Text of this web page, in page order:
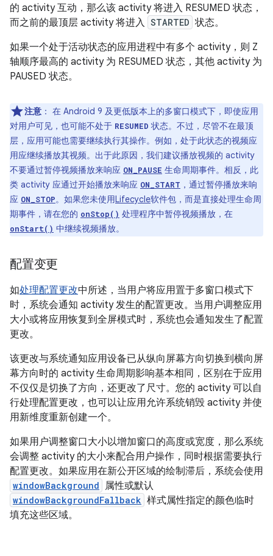
的 activity 互动，那么该 activity 将进入 RESUMED 状态，
而之前的最顶层 activity 将进入 STARTED 状态。
如果一个处于活动状态的应用进程中有多个 activity，则 Z
轴顺序最高的 activity 为 RESUMED 状态，其他 activity 为
PAUSED 状态。
注意 ： 在 Android 9 及更低版本上的多窗口模式下，即使应用
对用户可见，也可能不处于 RESUMED 状态。不过，尽管不在最顶
层，应用可能也需要继续执行其操作。例如，处于此状态的视频应
用应继续播放其视频。出于此原因，我们建议播放视频的 activity
不要通过暂停视频播放来响应 ON_PAUSE 生命周期事件。 相反，此
类 activity 应通过开始播放来响应 ON_START ，通过暂停播放来响
应 ON_STOP。如果您未使用Lifecycle软件包，而是直接处理生命周
期事件，请在您的 onStop() 处理程序中暂停视频播放，在
onStart() 中继续视频播放。
配置变更
如处理配置更改中所述，当用户将应用置于多窗口模式下
时，系统会通知 activity 发生的配置更改。当用户调整应用
大小或将应用恢复到全屏模式时，系统也会通知发生了配置
更改。
该更改与系统通知应用设备已从纵向屏幕方向切换到横向屏
幕方向时的 activity 生命周期影响基本相同，区别在于应用
不仅仅是切换了方向，还更改了尺寸。您的 activity 可以自
行处理配置更改，也可以让应用允许系统销毁 activity 并使
用新维度重新创建一个。
如果用户调整窗口大小以增加窗口的高度或宽度，那么系统
会调整 activity 的大小来配合用户操作，同时根据需要执行
配置更改。如果应用在新公开区域的绘制滞后，系统会使用
windowBackground 属性或默认
windowBackgroundFallback 样式属性指定的颜色临时
填充这些区域。